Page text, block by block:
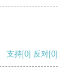
支持[0] 反对[0]